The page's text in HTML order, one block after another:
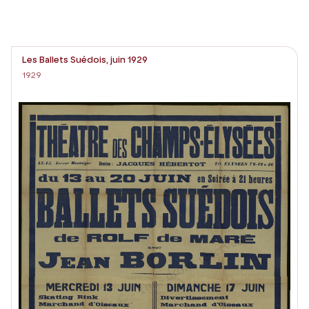
Les Ballets Suédois, juin 1929
1929